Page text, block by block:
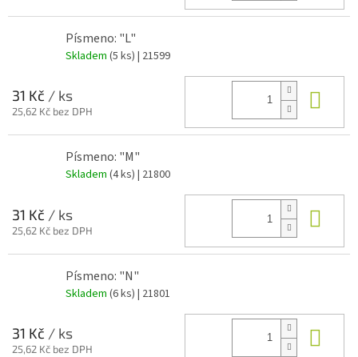
Písmeno: "L"
Skladem (5 ks) | 21599
31 Kč / ks
25,62 Kč bez DPH
Písmeno: "M"
Skladem (4 ks) | 21800
31 Kč / ks
25,62 Kč bez DPH
Písmeno: "N"
Skladem (6 ks) | 21801
31 Kč / ks
25,62 Kč bez DPH